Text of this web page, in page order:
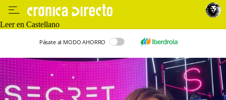
Leer en Castellano
Pásate al MODO AHORRO